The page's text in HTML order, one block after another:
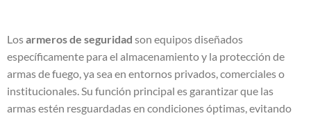
Losarmeros de seguridad son equipos diseñados
específicamente para el almacenamiento y la protección de
armas de fuego, ya sea en entornos privados, comerciales o
institucionales. Su función principal es garantizar que las
armas estén resguardadas en condiciones óptimas, evitando